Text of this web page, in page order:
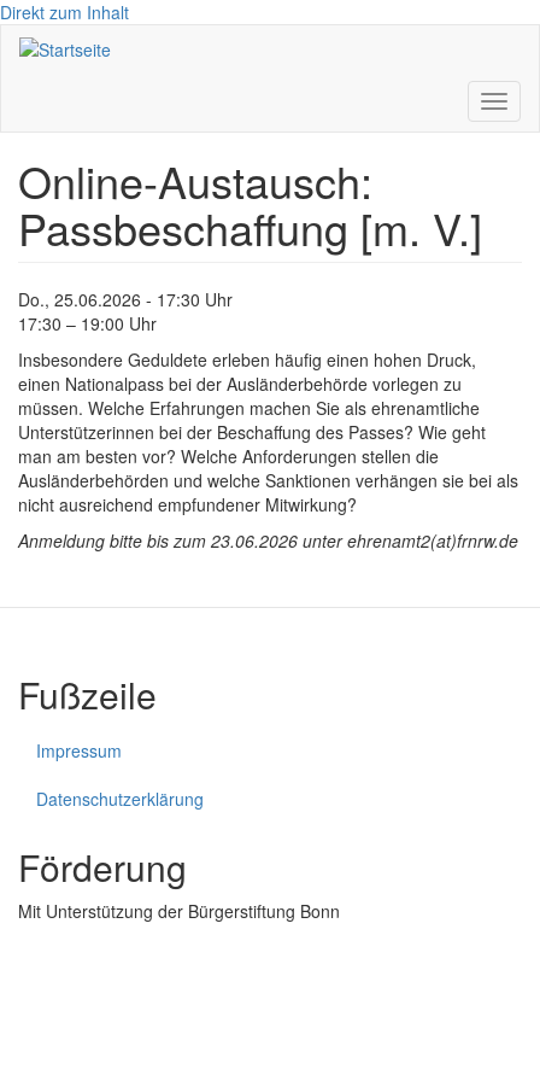
Direkt zum Inhalt
Online-Austausch:
Passbeschaffung [m. V.]
Do., 25.06.2026 - 17:30 Uhr
17:30 – 19:00 Uhr
Insbesondere Geduldete erleben häufig einen hohen Druck,
einen Nationalpass bei der Ausländerbehörde vorlegen zu
müssen. Welche Erfahrungen machen Sie als ehrenamtliche
Unterstützerinnen bei der Beschaffung des Passes? Wie geht
man am besten vor? Welche Anforderungen stellen die
Ausländerbehörden und welche Sanktionen verhängen sie bei als
nicht ausreichend empfundener Mitwirkung?
Anmeldung bitte bis zum 23.06.2026 unter ehrenamt2(at)frnrw.de
Fußzeile
Impressum
Datenschutzerklärung
Förderung
Mit Unterstützung der Bürgerstiftung Bonn